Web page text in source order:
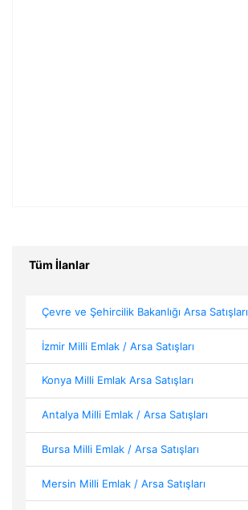
Tüm İlanlar
Çevre ve Şehircilik Bakanlığı Arsa Satışları
İzmir Milli Emlak / Arsa Satışları
Konya Milli Emlak Arsa Satışları
Antalya Milli Emlak / Arsa Satışları
Bursa Milli Emlak / Arsa Satışları
Mersin Milli Emlak / Arsa Satışları